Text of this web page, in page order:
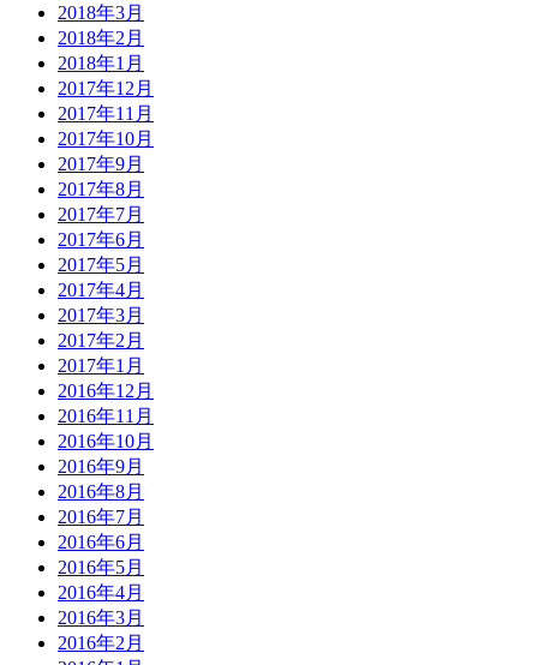
2018年3月
2018年2月
2018年1月
2017年12月
2017年11月
2017年10月
2017年9月
2017年8月
2017年7月
2017年6月
2017年5月
2017年4月
2017年3月
2017年2月
2017年1月
2016年12月
2016年11月
2016年10月
2016年9月
2016年8月
2016年7月
2016年6月
2016年5月
2016年4月
2016年3月
2016年2月